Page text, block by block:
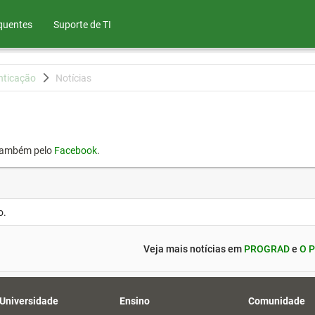
Suporte de TI
Notícias
pelo Facebook.
Veja mais notícias em PROGRADe O
Ensino Comunidade